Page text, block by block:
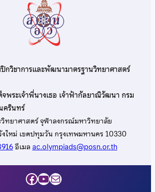
กวิชาการและพัฒนามาตรฐานวิทยาศาสตร์
พระเจ้าพี่นางเธอ เจ้าฟ้ากัลยาณิวัฒนา กรม
ครินทร์
ทยาศาสตร์ จุฬาลงกรณ์มหาวิทยาลัย
ใหม่ เขตปทุมวัน กรุงเทพมหานคร 10330
อีเมลac.olympiads@posn.or.th
Facebook
YouTube
Mail